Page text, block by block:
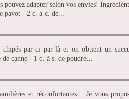
pouvez adapter selon vos envies!
pavot - 2 c. à c. de...
par-ci par-là et on obtient un
canne - 1 c. à s. de poudre...
et réconfortantes... Je vous